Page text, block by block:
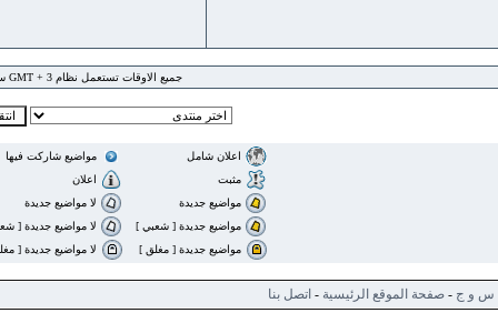
جميع الاوقات تستعمل نظام GMT + 3 ساعة
اعلان شامل
مواضيع شاركت فيها
مثبت
اعلان
مواضيع جديدة
لا مواضيع جديدة
مواضيع جديدة [ شعبي ]
لا مواضيع جديدة [ شعبي ]
مواضيع جديدة [ مغلق ]
لا مواضيع جديدة [ مغلق ]
- صفحة الموقع الرئيسية -اتصل بنا